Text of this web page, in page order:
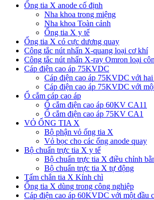
Ống tia X anode cố định
Nha khoa trong miệng
Nha khoa Toàn cảnh
Ống tia X y tế
Ống tia X có cực dương quay
Công tắc nút nhấn X-quang loại cơ khí
Công tắc nút nhấn X-ray Omron loại
Cáp điện cao áp 75KVDC
Cáp điện cao áp 75KVDC với
Cáp điện cao áp 75KVDC với
Ổ cắm cáp cao áp
Ổ cắm điện cao áp 60KV CA11
Ổ cắm điện cao áp 75KV CA1
VỎ ỐNG TIA X
Bộ phận vỏ ống tia X
Vỏ bọc cho các ống anode quay
Bộ chuẩn trực tia X y tế
Bộ chuẩn trực tia X điều chỉnh
Bộ chuẩn trực tia X tự động
Tấm chắn tia X Kính chì
Ống tia X dùng trong công nghiệp
Cáp điện cao áp 60KVDC với một đầu